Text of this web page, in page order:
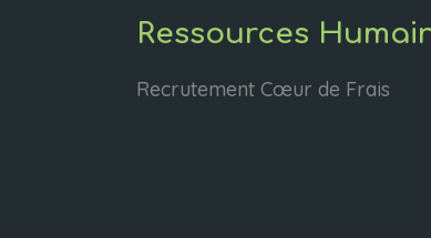
Ressources
Recrutement Cœur de Frais